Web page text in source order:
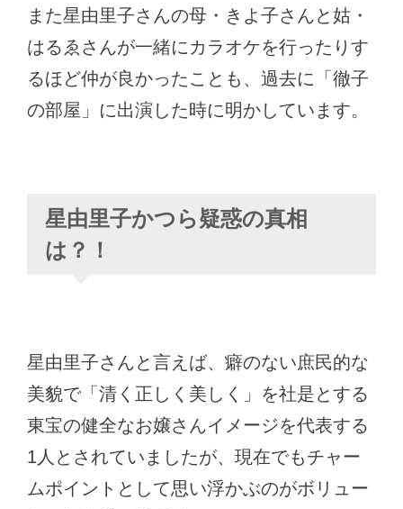
また星由里子さんの母・きよ子さんと姑・
はるゑさんが一緒にカラオケを行ったりす
るほど仲が良かったことも、過去に「徹子
の部屋」に出演した時に明かしています。
星由里子かつら疑惑の真相
は？！
星由里子さんと言えば、癖のない庶民的な
美貌で「清く正しく美しく」を社是とする
東宝の健全なお嬢さんイメージを代表する
1人とされていましたが、現在でもチャー
ムポイントとして思い浮かぶのがボリュー